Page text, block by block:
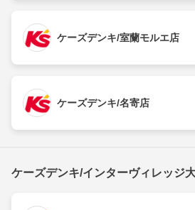
ケーズデンキ/室蘭モルエ店
ケーズデンキ/名寄店
ケーズデンキ/インターヴィレッジ